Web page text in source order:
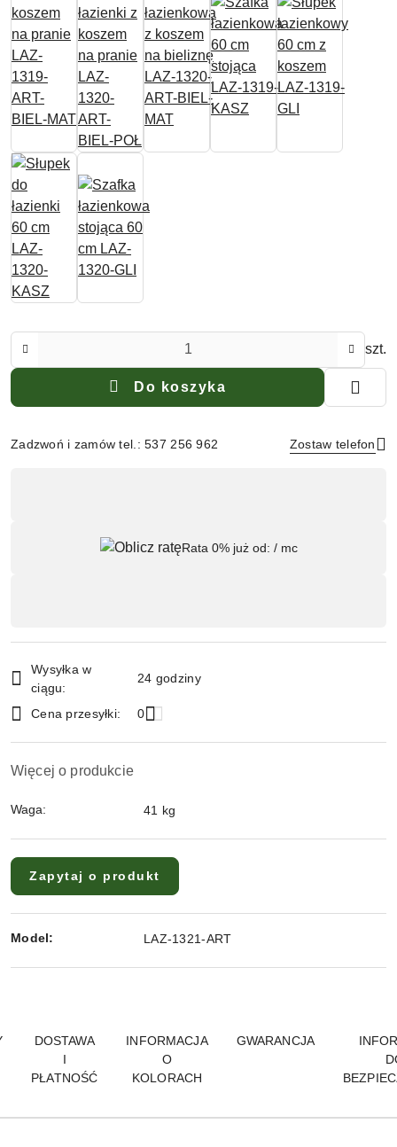
szt.
Do koszyka
Zadzwoń i zamów tel.: 537 256 962 Zostaw telefon
Rata 0% już od: / mc
Wysyłka w
ciągu:
24 godziny
Cena przesyłki: 0
Więcej o produkcie
Waga: 41 kg
Zapytaj o produkt
Model: LAZ-1321-ART
DOSTAWA
I
PŁATNOŚĆ
INFORMACJA
O
KOLORACH
GWARANCJA